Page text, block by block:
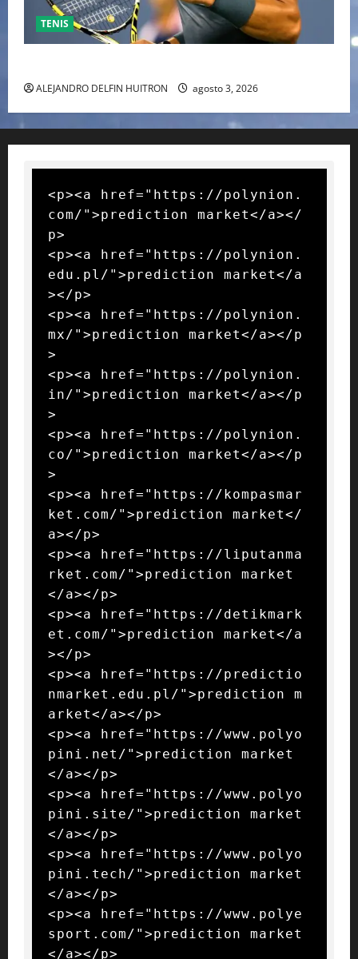
TENIS
ALEJANDRO DELFIN HUITRON agosto 3, 2026
<p><a href="https://polynion.
com/">prediction market</a></
p>
<p><a href="https://polynion.
edu.pl/">prediction market</a
></p>
<p><a href="https://polynion.
mx/">prediction market</a></p
>
<p><a href="https://polynion.
in/">prediction market</a></p
>
<p><a href="https://polynion.
co/">prediction market</a></p
>
<p><a href="https://kompasmar
ket.com/">prediction market</
a></p>
<p><a href="https://liputanma
rket.com/">prediction market
</a></p>
<p><a href="https://detikmark
et.com/">prediction market</a
></p>
<p><a href="https://predictio
nmarket.edu.pl/">prediction m
arket</a></p>
<p><a href="https://www.polyo
pini.net/">prediction market
</a></p>
<p><a href="https://www.polyo
pini.site/">prediction market
</a></p>
<p><a href="https://www.polyo
pini.tech/">prediction market
</a></p>
<p><a href="https://www.polye
sport.com/">prediction market
</a></p>